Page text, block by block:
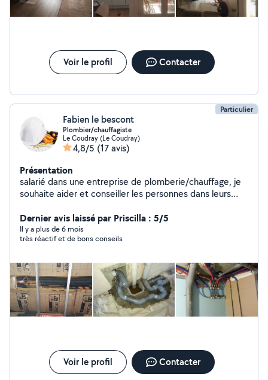
Voir le profil Contacter
Particulier
Fabien le bescont
Plombier/chauffagiste
Le Coudray (Le Coudray)
4,8/5 (17 avis)
Présentation
salarié dans une entreprise de plomberie/chauffage, je
souhaite aider et conseiller les personnes dans leurs
Dernier avis laissé par Priscilla : 5/5
Il y a plus de 6 mois
très réactif et de bons conseils
Voir le profil Contacter